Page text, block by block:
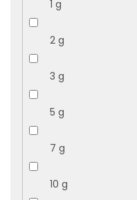
1 g
2 g
3 g
5 g
7 g
10 g